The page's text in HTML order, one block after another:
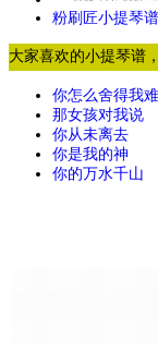
粉刷匠小提琴谱
大家喜欢的小提琴谱，
你怎么舍得我
那女孩对我说
你从未离去
你是我的神
你的万水千山